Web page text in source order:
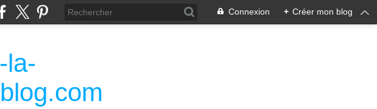
Connexion + Créer mon blog
la-